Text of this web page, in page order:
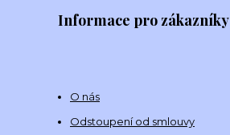
Informace pro zákazníky
O nás
Odstoupení od smlouvy